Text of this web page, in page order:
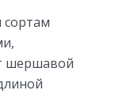
сортам
шершавой